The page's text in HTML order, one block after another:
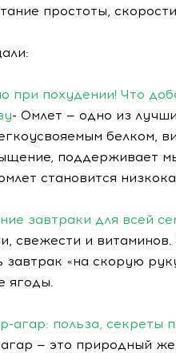
простоты,
при похудении! Что
- Омлет — одно из
белком,
поддерживает
становится
завтраки для всей
свежести и
завтрак «на скорую
ягоды.
агар: польза, секреты
— это природный